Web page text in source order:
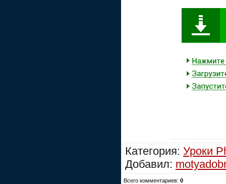
Категория: Уроки
Добавил:
Всего комментариев: 0